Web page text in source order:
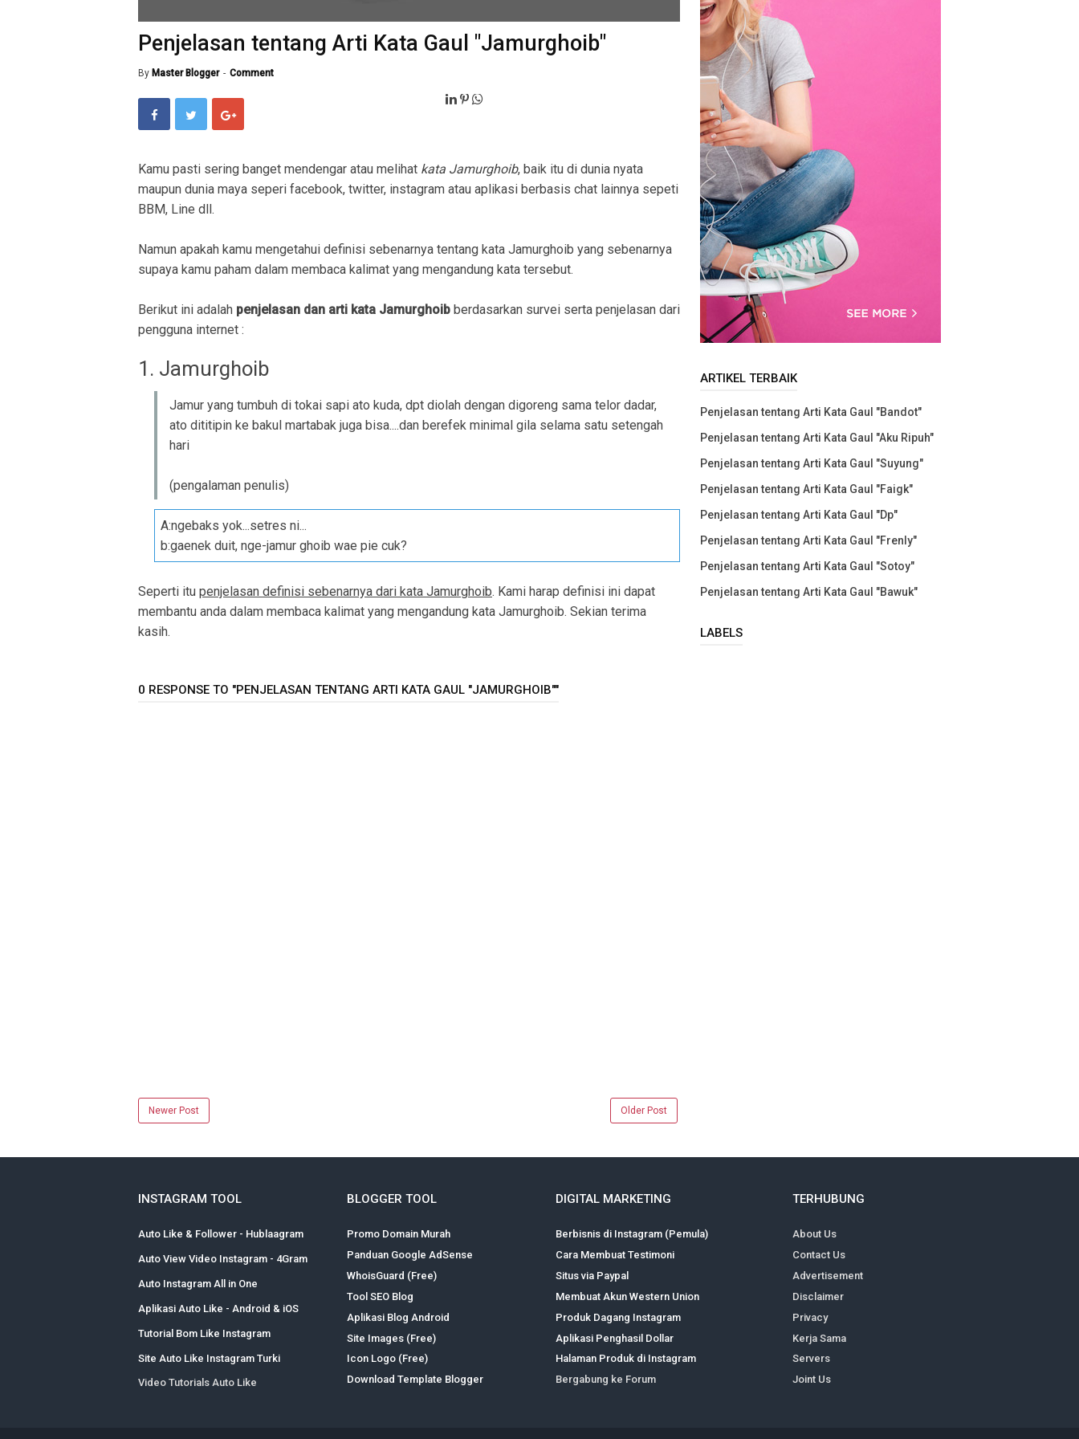
Penjelasan tentang Arti Kata Gaul "Jamurghoib"
By Master Blogger Comment
Kamu pasti sering banget mendengar atau melihat kata Jamurghoib, baik itu di dunia nyata
maupun dunia maya seperi facebook, twitter, instagram atau aplikasi berbasis chat lainnya sepeti
BBM, Line dll.
Namun apakah kamu mengetahui definisi sebenarnya tentang kata Jamurghoib yang sebenarnya
supaya kamu paham dalam membaca kalimat yang mengandung kata tersebut.
Berikut ini adalah penjelasan dan arti kata Jamurghoib berdasarkan survei serta penjelasan dari
pengguna internet :
1. Jamurghoib
Jamur yang tumbuh di tokai sapi ato kuda, dpt diolah dengan digoreng sama telor dadar,
ato dititipin ke bakul martabak juga bisa....dan berefek minimal gila selama satu setengah
hari
(pengalaman penulis)
A:ngebaks yok...setres ni...
b:gaenek duit, nge-jamur ghoib wae pie cuk?
Seperti itu penjelasan definisi sebenarnya dari kata Jamurghoib. Kami harap definisi ini dapat
membantu anda dalam membaca kalimat yang mengandung kata Jamurghoib. Sekian terima
kasih.
0 RESPONSE TO "PENJELASAN TENTANG ARTI KATA GAUL "JAMURGHOIB""
Newer Post Older Post
ARTIKEL TERBAIK
Penjelasan tentang Arti Kata Gaul "Bandot"
Penjelasan tentang Arti Kata Gaul "Aku Ripuh"
Penjelasan tentang Arti Kata Gaul "Suyung"
Penjelasan tentang Arti Kata Gaul "Faigk"
Penjelasan tentang Arti Kata Gaul "Dp"
Penjelasan tentang Arti Kata Gaul "Frenly"
Penjelasan tentang Arti Kata Gaul "Sotoy"
Penjelasan tentang Arti Kata Gaul "Bawuk"
LABELS
INSTAGRAM TOOL
Auto Like & Follower - Hublaagram
Auto View Video Instagram - 4Gram
Auto Instagram All in One
Aplikasi Auto Like - Android & iOS
Tutorial Bom Like Instagram
Site Auto Like Instagram Turki
Video Tutorials Auto Like
BLOGGER TOOL
Promo Domain Murah
Panduan Google AdSense
WhoisGuard (Free)
Tool SEO Blog
Aplikasi Blog Android
Site Images (Free)
Icon Logo (Free)
Download Template Blogger
DIGITAL MARKETING
Berbisnis di Instagram (Pemula)
Cara Membuat Testimoni
Situs via Paypal
Membuat Akun Western Union
Produk Dagang Instagram
Aplikasi Penghasil Dollar
Halaman Produk di Instagram
Bergabung ke Forum
TERHUBUNG
About Us
Contact Us
Advertisement
Disclaimer
Privacy
Kerja Sama
Servers
Joint Us